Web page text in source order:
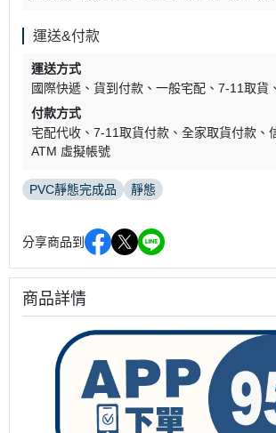
運送&付款
運送方式
國際快遞
貨到付款 一般宅配 7-11取貨
付款方式
宅配代收
7-11取貨付款 全家取貨付款
ATM 虛擬帳號
PVC靜態完成品 靜態
分享商品到
商品詳情